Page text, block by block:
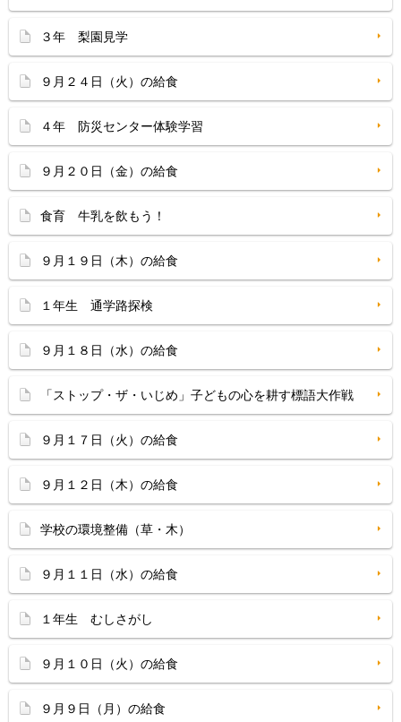
３年 梨園見学
９月２４日（火）の給食
４年 防災センター体験学習
９月２０日（金）の給食
食育 牛乳を飲もう！
９月１９日（木）の給食
１年生 通学路探検
９月１８日（水）の給食
「ストップ・ザ・いじめ」子どもの心を耕す標語大作戦
９月１７日（火）の給食
９月１２日（木）の給食
学校の環境整備（草・木）
９月１１日（水）の給食
１年生 むしさがし
９月１０日（火）の給食
９月９日（月）の給食